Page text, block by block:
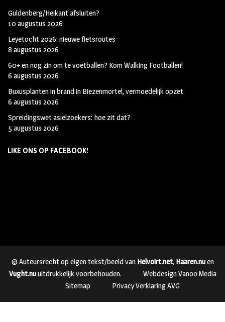
Guldenberg/Heikant afsluiten?
10 augustus 2026
Leyetocht 2026: nieuwe fietsroutes
8 augustus 2026
60+ en nog zin om te voetballen? Kom Walking Footballen!
6 augustus 2026
Buxusplanten in brand in Biezenmortel, vermoedelijk opzet
6 augustus 2026
Spreidingswet asielzoekers: hoe zit dat?
5 augustus 2026
LIKE ONS OP FACEBOOK!
© Auteursrecht op eigen tekst/beeld van Helvoirt.net, Haaren.nuen
Vught.nuuitdrukkelijk voorbehouden.
Webdesign Vanoo Media
Sitemap
Privacy Verklaring AVG